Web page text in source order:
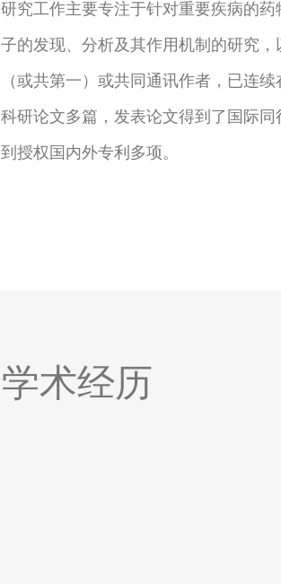
研究工作主要专注于针对重要疾病的
子的发现、分析及其作用机制的研究
（或共第一）或共同通讯作者，已连
科研论文多篇，发表论文得到了国际
到授权国内外专利多项。
学术经历